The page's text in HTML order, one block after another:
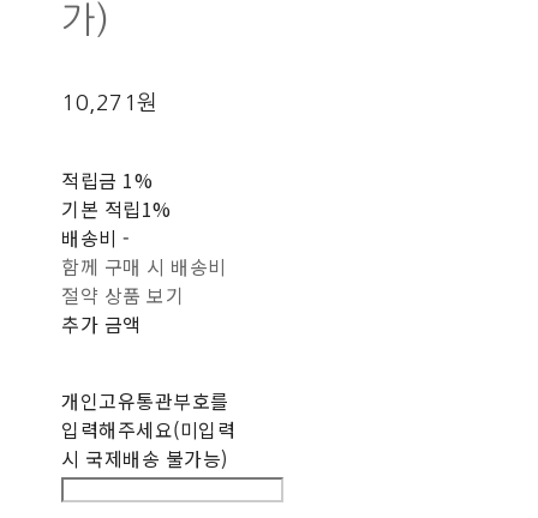
가)
10,271원
적립금 1%
기본 적립1%
배송비-
함께 구매 시 배송비
절약 상품 보기
추가 금액
개인고유통관부호를
입력해주세요(미입력
시 국제배송 불가능)